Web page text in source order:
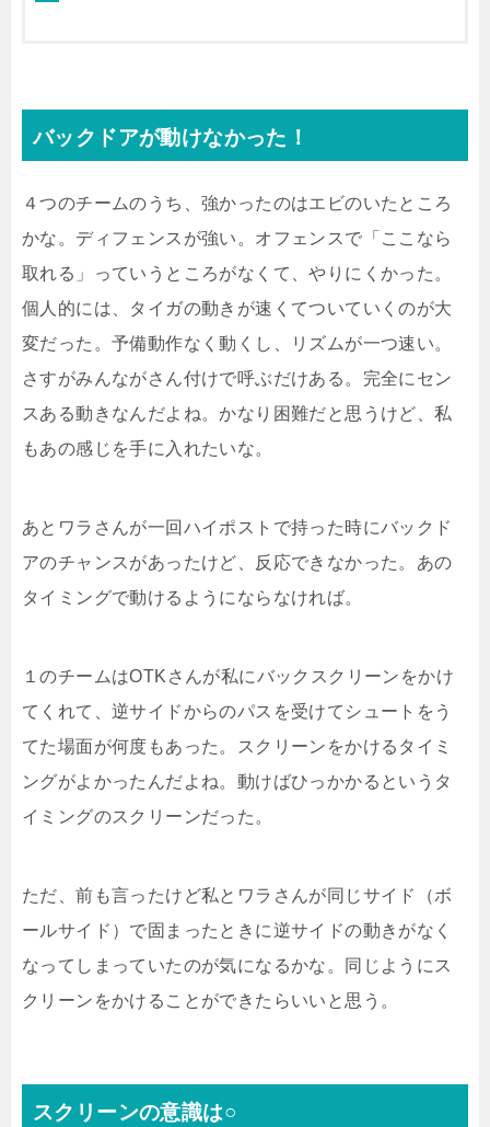
バックドアが動けなかった！
４つのチームのうち、強かったのはエビのいたところ
かな。ディフェンスが強い。オフェンスで「ここなら
取れる」っていうところがなくて、やりにくかった。
個人的には、タイガの動きが速くてついていくのが大
変だった。予備動作なく動くし、リズムが一つ速い。
さすがみんながさん付けで呼ぶだけある。完全にセン
スある動きなんだよね。かなり困難だと思うけど、私
もあの感じを手に入れたいな。
あとワラさんが一回ハイポストで持った時にバックド
アのチャンスがあったけど、反応できなかった。あの
タイミングで動けるようにならなければ。
１のチームはOTKさんが私にバックスクリーンをかけ
てくれて、逆サイドからのパスを受けてシュートをう
てた場面が何度もあった。スクリーンをかけるタイミ
ングがよかったんだよね。動けばひっかかるというタ
イミングのスクリーンだった。
ただ、前も言ったけど私とワラさんが同じサイド（ボ
ールサイド）で固まったときに逆サイドの動きがなく
なってしまっていたのが気になるかな。同じようにス
クリーンをかけることができたらいいと思う。
スクリーンの意識は○